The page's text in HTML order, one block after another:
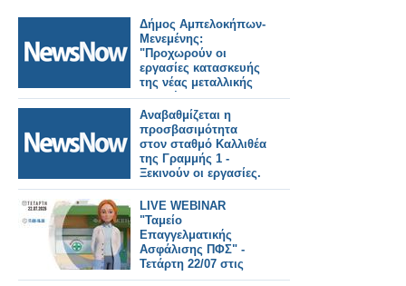
Δήμος Αμπελοκήπων-
Μενεμένης:
"Προχωρούν οι
εργασίες κατασκευής
της νέας μεταλλικής
πεζογέφυρας στην
οδό Καλλιθέας"
Αναβαθμίζεται η
προσβασιμότητα
στον σταθμό Καλλιθέα
της Γραμμής 1 -
Ξεκινούν οι εργασίες.
LIVE WEBINAR
"Ταμείο
Επαγγελματικής
Ασφάλισης ΠΦΣ" -
Τετάρτη 22/07 στις
17:00